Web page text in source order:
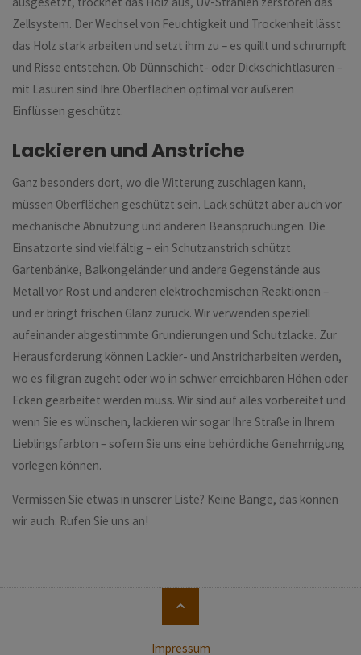
Zellsystem. Der Wechsel von Feuchtigkeit und Trockenheit lässt
das Holz stark arbeiten und setzt ihm zu – es quillt und schrumpft
und Risse entstehen. Ob Dünnschicht- oder Dickschichtlasuren –
mit Lasuren sind Ihre Oberflächen optimal vor äußeren
Einflüssen geschützt.
Lackieren und Anstriche
Ganz besonders dort, wo die Witterung zuschlagen kann,
müssen Oberflächen geschützt sein. Lack schützt aber auch vor
mechanische Abnutzung und anderen Beanspruchungen. Die
Einsatzorte sind vielfältig – ein Schutzanstrich schützt
Gartenbänke, Balkongeländer und andere Gegenstände aus
Metall vor Rost und anderen elektrochemischen Reaktionen –
und er bringt frischen Glanz zurück. Wir verwenden speziell
aufeinander abgestimmte Grundierungen und Schutzlacke. Zur
Herausforderung können Lackier- und Anstricharbeiten werden,
wo es filigran zugeht oder wo in schwer erreichbaren Höhen oder
Ecken gearbeitet werden muss. Wir sind auf alles vorbereitet und
wenn Sie es wünschen, lackieren wir sogar Ihre Straße in Ihrem
Lieblingsfarbton – sofern Sie uns eine behördliche Genehmigung
vorlegen können.
Vermissen Sie etwas in unserer Liste? Keine Bange, das können
wir auch. Rufen Sie uns an!
Impressum
Back
to
Top